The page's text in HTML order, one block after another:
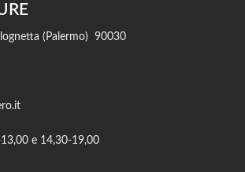
(Palermo) 90030
e 14,30-19,00